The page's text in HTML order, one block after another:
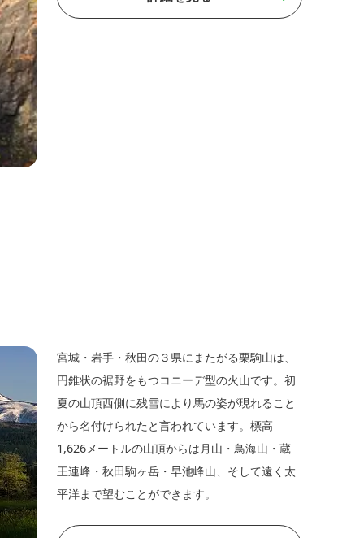
宮城・岩手・秋田の３県にまたがる栗駒山は、
円錐状の裾野をもつコニーデ型の火山です。初
夏の山頂西側に残雪により馬の姿が現れること
から名付けられたと言われています。標高
1,626メートルの山頂からは月山・鳥海山・蔵
王連峰・秋田駒ヶ岳・早池峰山、そして遠く太
平洋まで望むことができます。